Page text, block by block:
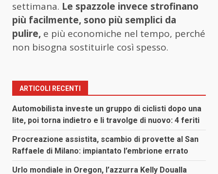
settimana. Le spazzole invece strofinano
più facilmente, sono più semplici da
pulire, e più economiche nel tempo, perché
non bisogna sostituirle così spesso.
ARTICOLI RECENTI
Automobilista investe un gruppo di ciclisti dopo una
lite, poi torna indietro e li travolge di nuovo: 4 feriti
Procreazione assistita, scambio di provette al San
Raffaele di Milano: impiantato l’embrione errato
Urlo mondiale in Oregon, l’azzurra Kelly Doualla